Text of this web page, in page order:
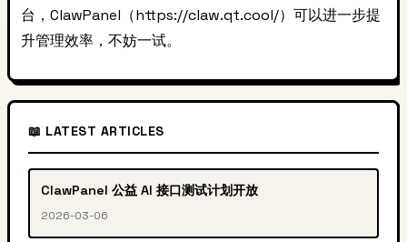
台，ClawPanel（https://claw.qt.cool/）可以进一步提
升管理效率，不妨一试。
📖 LATEST ARTICLES
ClawPanel 公益 AI 接口测试计划开放
2026-03-06